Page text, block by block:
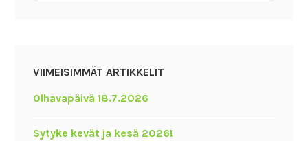
VIIMEISIMMÄT ARTIKKELIT
Olhavapäivä 18.7.2026
Sytyke kevät ja kesä 2026!